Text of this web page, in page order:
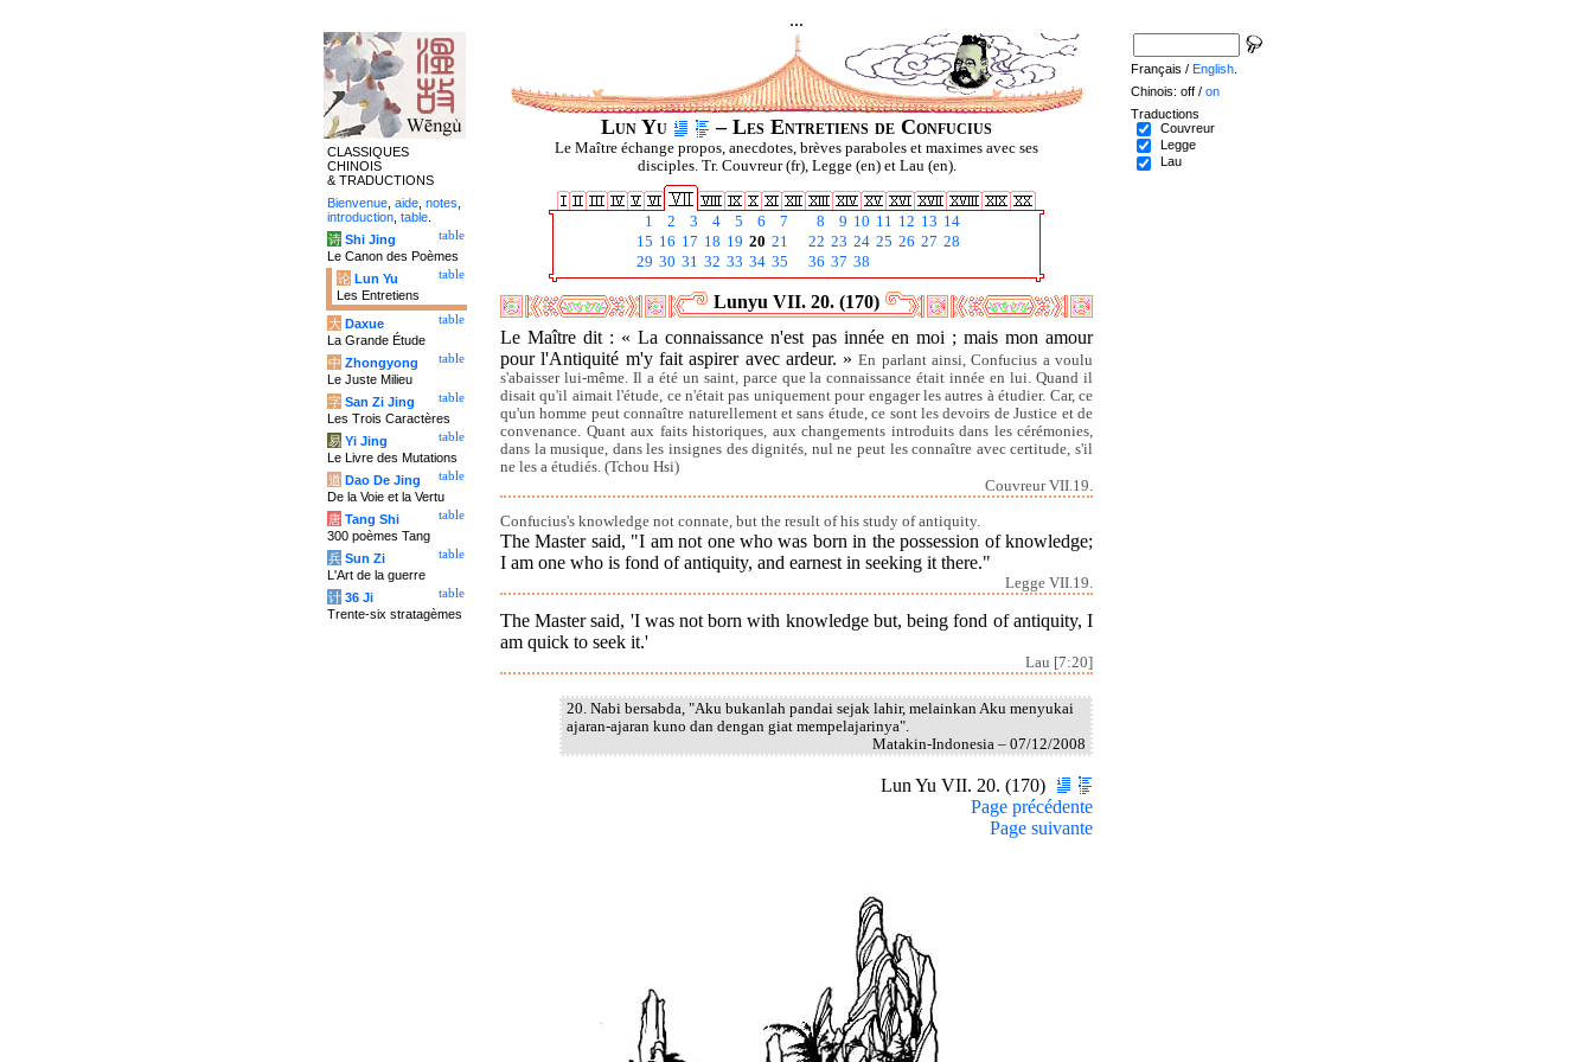
...
Lun Yu – Les Entretiens de Confucius
Le Maître échange propos, anecdotes, brèves paraboles et maximes avec ses
disciples. Tr. Couvreur (fr), Legge (en) et Lau (en).
1 2 3 4 5 6 7 8 9 10 11 12 13 14
15 16 17 18 19 20 21 22 23 24 25 26 27 28
29 30 31 32 33 34 35 36 37 38
Lunyu VII. 20. (170)
Le Maître dit : « La connaissance n'est pas innée en moi ; mais mon amour
pour l'Antiquité m'y fait aspirer avec ardeur. »En parlant ainsi, Confucius a voulu
s'abaisser lui-même. Il a été un saint, parce que la connaissance était innée en lui. Quand il
disait qu'il aimait l'étude, ce n'était pas uniquement pour engager les autres à étudier. Car, ce
qu'un homme peut connaître naturellement et sans étude, ce sont les devoirs de Justice et de
convenance. Quant aux faits historiques, aux changements introduits dans les cérémonies,
dans la musique, dans les insignes des dignités, nul ne peut les connaître avec certitude, s'il
ne les a étudiés. (Tchou Hsi)
Couvreur VII.19.
Confucius's knowledge not connate, but the result of his study of antiquity.
The Master said, "I am not one who was born in the possession of knowledge;
I am one who is fond of antiquity, and earnest in seeking it there."
Legge VII.19.
The Master said, 'I was not born with knowledge but, being fond of antiquity, I
am quick to seek it.'
Lau [7:20]
20. Nabi bersabda, "Aku bukanlah pandai sejak lahir, melainkan Aku menyukai
ajaran-ajaran kuno dan dengan giat mempelajarinya".
Matakin-Indonesia – 07/12/2008
Lun Yu VII. 20. (170)
Page précédente
Page suivante
CLASSIQUES
CHINOIS
& TRADUCTIONS
Bienvenue aide notes
introduction table
table
诗 Shi Jing
Le Canon des Poèmes
table
论 Lun Yu
Les Entretiens
table
大 Daxue
La Grande Étude
table
中 Zhongyong
Le Juste Milieu
table
字 San Zi Jing
Les Trois Caractères
table
易 Yi Jing
Le Livre des Mutations
table
道 Dao De Jing
De la Voie et la Vertu
table
唐 Tang Shi
300 poèmes Tang
table
兵 Sun Zi
L'Art de la guerre
table
计 36 Ji
Trente-six stratagèmes
Français / English
Chinois: off / on
Traductions
Couvreur
Legge
Lau